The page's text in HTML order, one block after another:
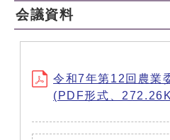
会議資料
令和7年第12回農業
(PDF形式、